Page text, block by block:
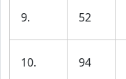
9. 52
10. 94